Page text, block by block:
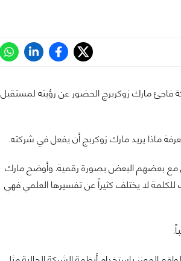
فاجئ مارك زوكربرج الحضور عن رؤيته لمستقبل
ماذا يريد مارك زوكربج أن يفعل في شركته.
مع بعضهم البعض بصورة رقمية. وأوضح مارك
لا يختلف كثيراً عن تفسيرها العلمي فهي